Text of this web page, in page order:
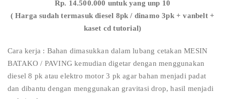
Rp. 14.500.000 untuk yang unp 10
( Harga sudah termasuk diesel 8pk / dinamo 3pk + vanbelt +
kaset cd tutorial)
Cara kerja : Bahan dimasukkan dalam lubang cetakan MESIN
BATAKO / PAVING kemudian digetar dengan menggunakan
diesel 8 pk atau elektro motor 3 pk agar bahan menjadi padat
dan dibantu dengan menggunakan gravitasi drop, hasil menjadi